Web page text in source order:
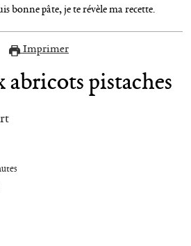
bonne pâte, je te révèle ma recette.
Imprimer
abricots pistaches